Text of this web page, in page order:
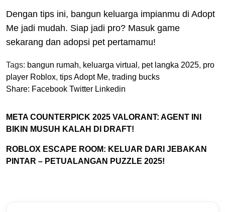
Dengan tips ini, bangun keluarga impianmu di Adopt
Me jadi mudah. Siap jadi pro? Masuk game
sekarang dan adopsi pet pertamamu!
Tags: bangun rumah, keluarga virtual , pet langka 2025, pro
player Roblox, tips Adopt Me, trading bucks
Share: Facebook Twitter Linkedin
META COUNTERPICK 2025 VALORANT: AGENT INI
BIKIN MUSUH KALAH DI DRAFT!
ROBLOX ESCAPE ROOM: KELUAR DARI JEBAKAN
PINTAR – PETUALANGAN PUZZLE 2025!